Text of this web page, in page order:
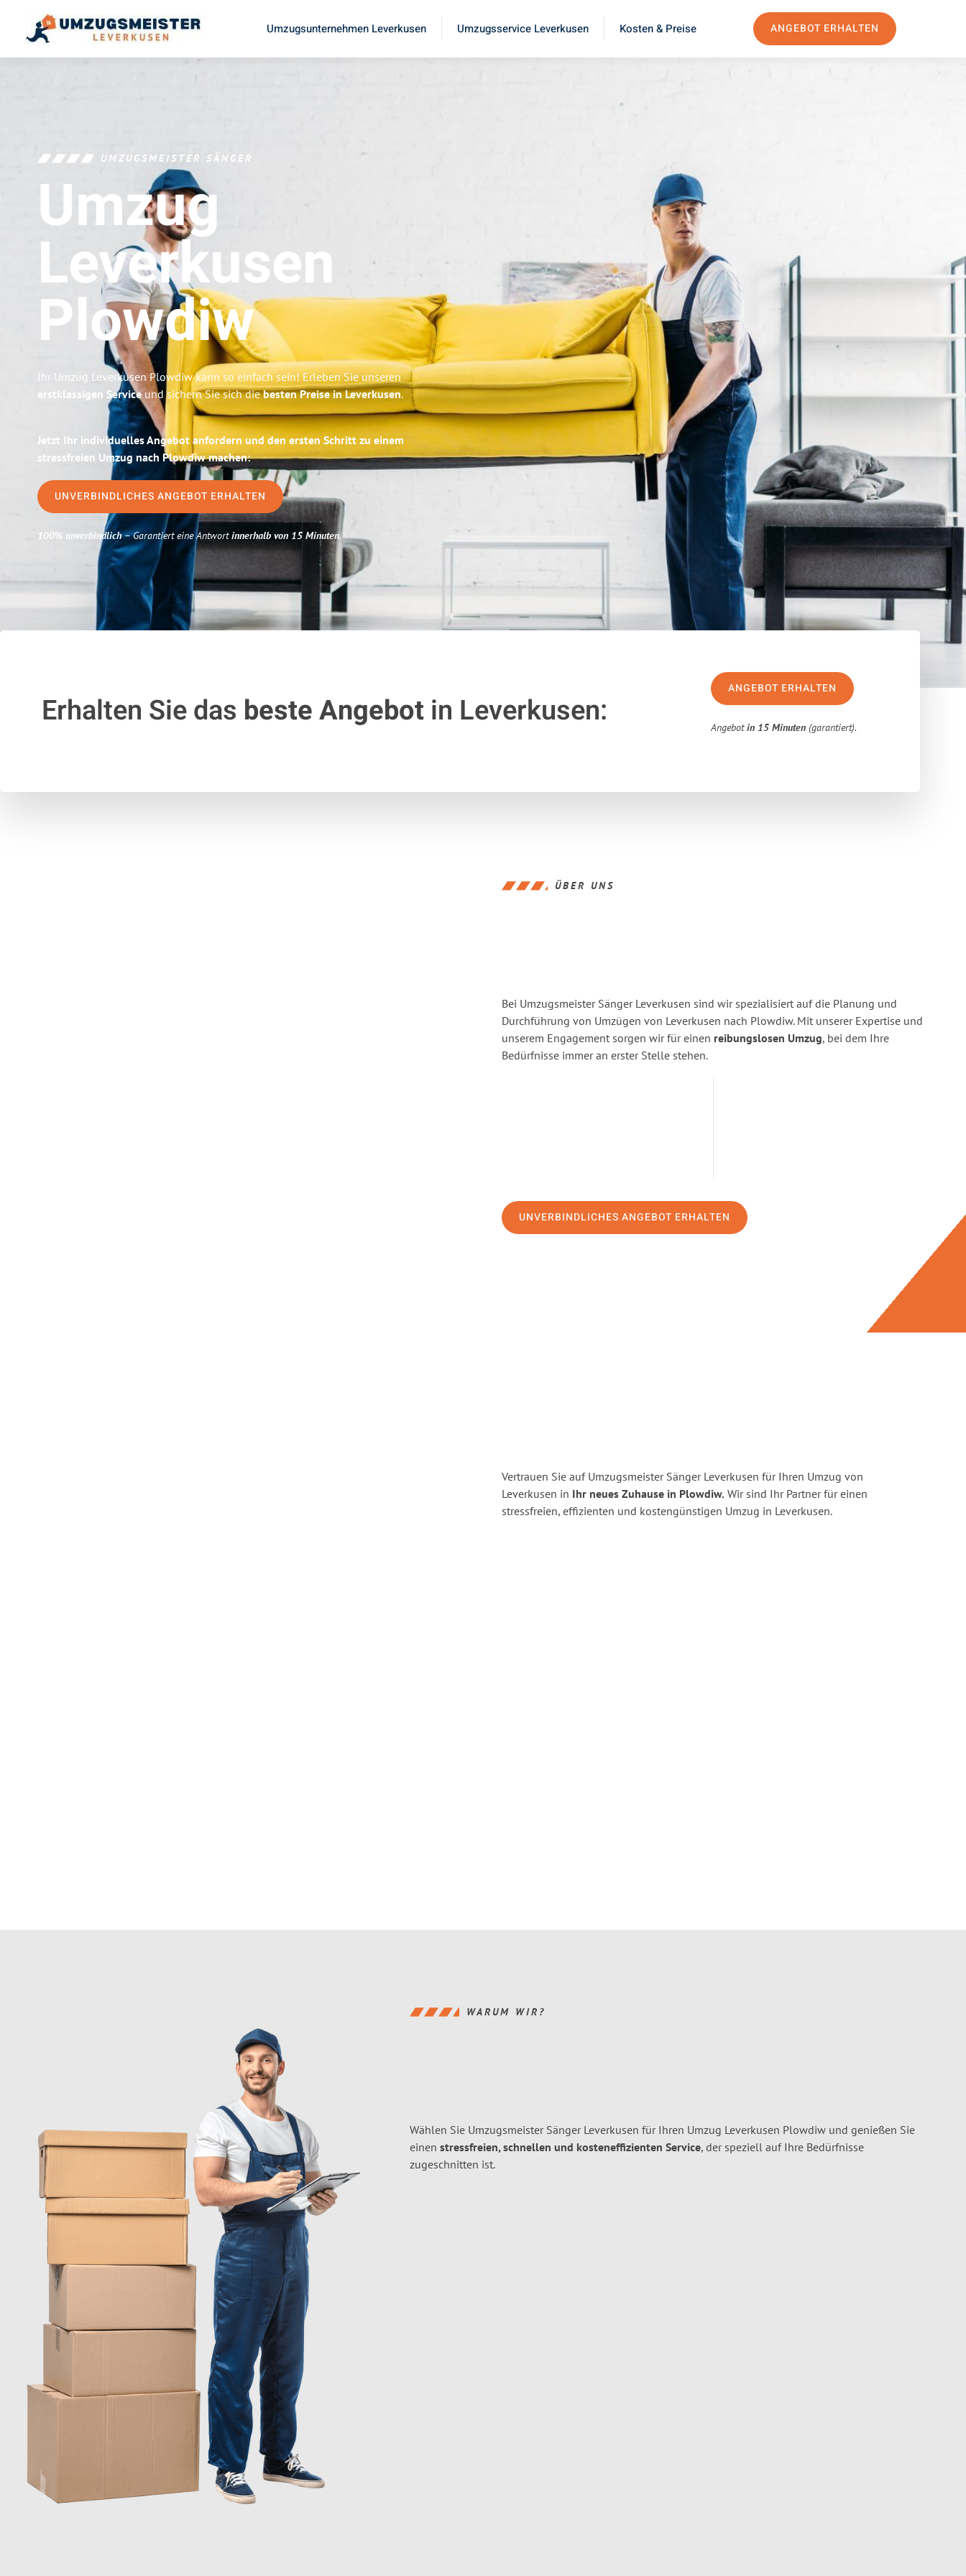
Umzugsunternehmen Leverkusen Umzugsservice Leverkusen Kosten & Preise ANGEBOT ERHALTEN
UMZUGSMEISTER SÄNGER
Umzug
Leverkusen
Plowdiw
Ihr Umzug Leverkusen Plowdiw kann so einfach sein! Erleben Sie unseren
erstklassigen Serviceund sichern Sie sich diebesten Preise in Leverkusen.
Jetzt Ihr individuelles Angebot anfordern und den ersten Schritt zu einem
stressfreien Umzug nach Plowdiw machen:
UNVERBINDLICHES ANGEBOT ERHALTEN
100% unverbindlich– Garantiert eine Antwortinnerhalb von 15 Minuten.
Erhalten Sie das beste Angebotin Leverkusen:
ANGEBOT ERHALTEN
Angebotin 15 Minuten (garantiert).
ÜBER UNS
Bei Umzugsmeister Sänger Leverkusen sind wir spezialisiert auf die Planung und
Durchführung von Umzügen von Leverkusen nach Plowdiw. Mit unserer Expertise und
unserem Engagement sorgen wir für einen reibungslosen Umzug, bei dem Ihre
Bedürfnisse immer an erster Stelle stehen.
UNVERBINDLICHES ANGEBOT ERHALTEN
Vertrauen Sie auf Umzugsmeister Sänger Leverkusen für Ihren Umzug von
Leverkusen in Ihr neues Zuhause in Plowdiw. Wir sind Ihr Partner für einen
stressfreien, effizienten und kostengünstigen Umzug in Leverkusen.
WARUM WIR?
Wählen Sie Umzugsmeister Sänger Leverkusen für Ihren Umzug Leverkusen Plowdiw und genießen Sie
einen stressfreien, schnellen und kosteneffizienten Service, der speziell auf Ihre Bedürfnisse
zugeschnitten ist.